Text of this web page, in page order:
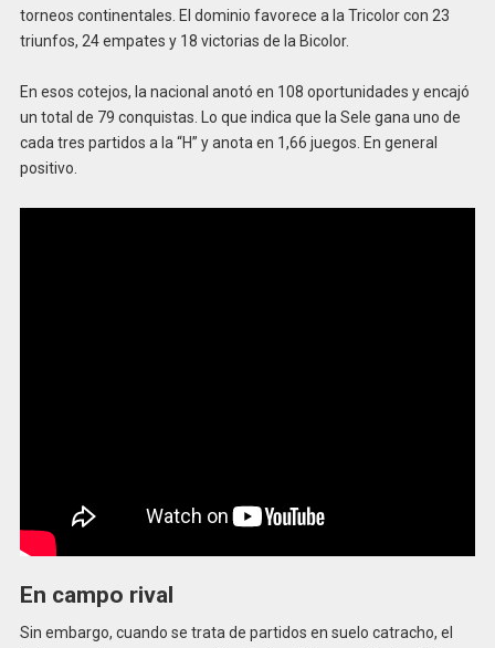
torneos continentales. El dominio favorece a la Tricolor con 23
triunfos, 24 empates y 18 victorias de la Bicolor.
En esos cotejos, la nacional anotó en 108 oportunidades y encajó
un total de 79 conquistas. Lo que indica que la Sele gana uno de
cada tres partidos a la “H” y anota en 1,66 juegos. En general
positivo.
En campo rival
Sin embargo, cuando se trata de partidos en suelo catracho, el